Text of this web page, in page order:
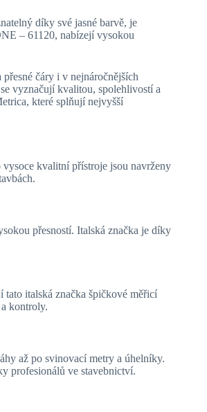
díky své jasné barvě, je
– 61120, nabízejí vysokou
čáry i v nejnáročnějších
vyznačují kvalitou, spolehlivostí a
které splňují nejvyšší
vysoce kvalitní přístroje jsou navrženy
přesností. Italská značka je díky
italská značka špičkové měřicí
kontroly.
až po svinovací metry a úhelníky.
profesionálů ve stavebnictví.